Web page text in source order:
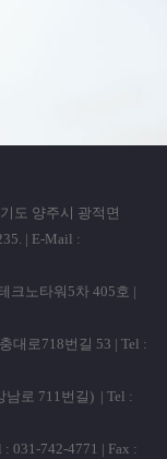
도 양주시 광적면
| E-Mail :
크노타워5차 405호 |
대로718번길 53 | Tel :
남로 711번길) | Tel :
031-742-4771 | Fax :